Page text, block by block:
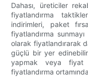
Dahası, üreticiler
fiyatlandırma
indirimleri, paket
fiyatlandırma
olarak fiyatlandırarak
güçlü bir yer
yapmak veya fiyat
fiyatlandırma